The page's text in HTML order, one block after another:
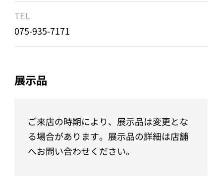
TEL
075-935-7171
展示品
ご来店の時期により、展示品は変更とな
る場合があります。展示品の詳細は店舗
へお問い合わせください。